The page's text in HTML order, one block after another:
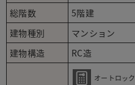
総階数
5階建
建物種別
マンション
建物構造
RC造
オートロック